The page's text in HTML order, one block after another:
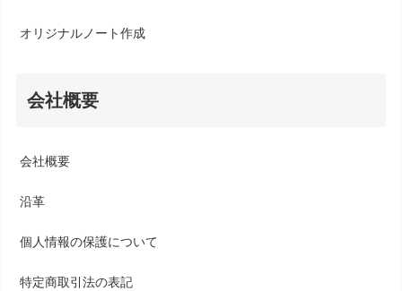
オリジナルノート作成
会社概要
会社概要
沿革
個人情報の保護について
特定商取引法の表記